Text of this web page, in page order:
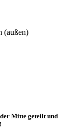
(außen)
Mitte geteilt und